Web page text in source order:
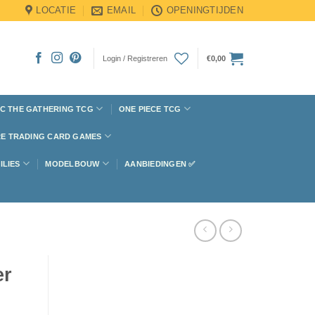
LOCATIE EMAIL OPENINGTIJDEN
Login / Registreren €0,00
THE GATHERING TCG ONE PIECE TCG
TRADING CARD GAMES
MODELBOUW AANBIEDINGEN ✅